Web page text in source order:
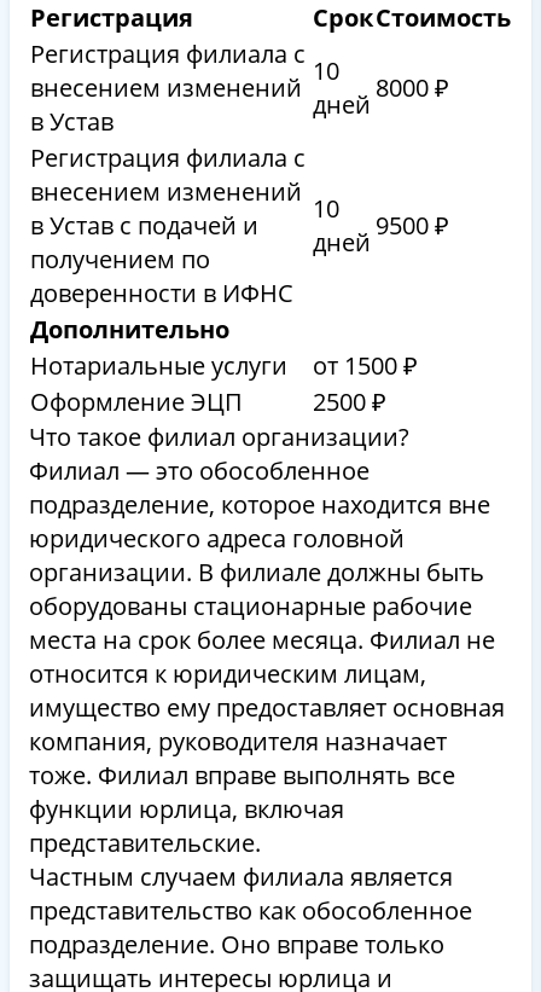
Регистрация
СрокСтоимость
Регистрация филиала с
внесением изменений
в Устав
10
дней
8000 ₽
Регистрация филиала с
внесением изменений
в Устав с подачей и
получением по
доверенности в ИФНС
10
дней
9500 ₽
Дополнительно
Нотариальные услуги
от 1500 ₽
Оформление ЭЦП
2500 ₽
Что такое филиал организации?
Филиал — это обособленное
подразделение, которое находится вне
юридического адреса головной
организации. В филиале должны быть
оборудованы стационарные рабочие
места на срок более месяца. Филиал не
относится к юридическим лицам,
имущество ему предоставляет основная
компания, руководителя назначает
тоже. Филиал вправе выполнять все
функции юрлица, включая
представительские.
Частным случаем филиала является
представительство как обособленное
подразделение. Оно вправе только
защищать интересы юрлица и